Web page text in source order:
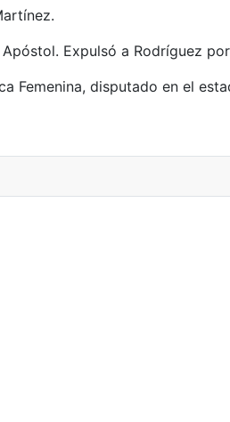
Expulsó a Rodríguez
disputado en el